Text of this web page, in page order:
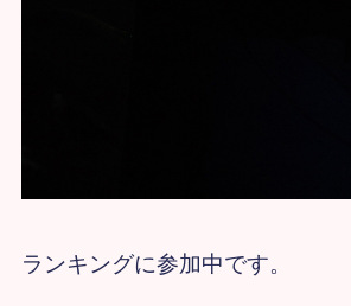
ランキングに参加中です。